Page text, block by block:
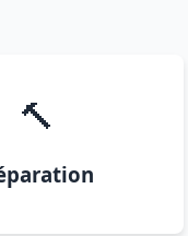
🔨